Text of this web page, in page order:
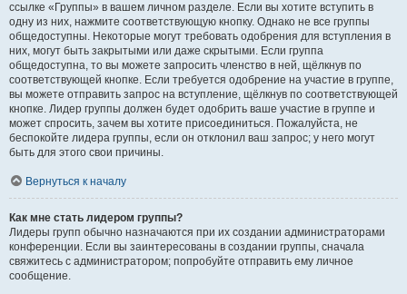
ссылке «Группы» в вашем личном разделе. Если вы хотите вступить в
одну из них, нажмите соответствующую кнопку. Однако не все группы
общедоступны. Некоторые могут требовать одобрения для вступления в
них, могут быть закрытыми или даже скрытыми. Если группа
общедоступна, то вы можете запросить членство в ней, щёлкнув по
соответствующей кнопке. Если требуется одобрение на участие в группе,
вы можете отправить запрос на вступление, щёлкнув по соответствующей
кнопке. Лидер группы должен будет одобрить ваше участие в группе и
может спросить, зачем вы хотите присоединиться. Пожалуйста, не
беспокойте лидера группы, если он отклонил ваш запрос; у него могут
быть для этого свои причины.
Вернуться к началу
Как мне стать лидером группы?
Лидеры групп обычно назначаются при их создании администраторами
конференции. Если вы заинтересованы в создании группы, сначала
свяжитесь с администратором; попробуйте отправить ему личное
сообщение.